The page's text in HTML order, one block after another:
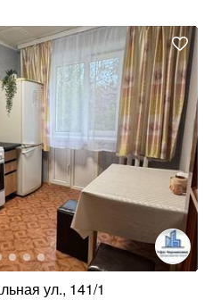
ул., 141/1